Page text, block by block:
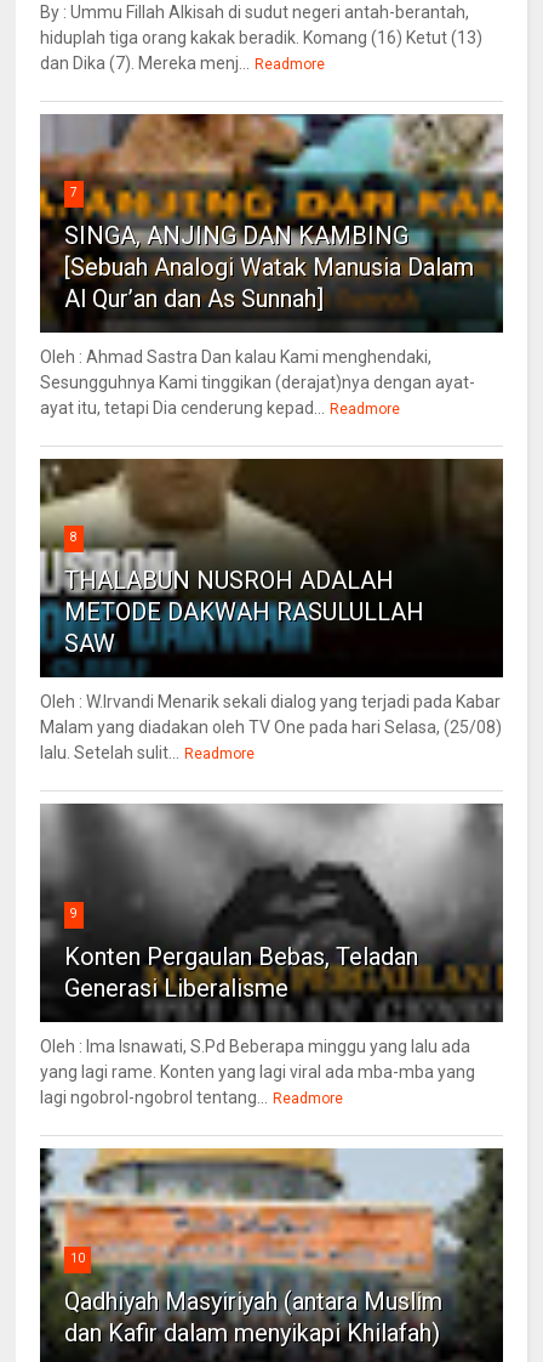
By : Ummu Fillah Alkisah di sudut negeri antah-berantah,
hiduplah tiga orang kakak beradik. Komang (16) Ketut (13)
dan Dika (7). Mereka menj... Readmore
7
SINGA, ANJING DAN KAMBING
[Sebuah Analogi Watak Manusia Dalam
Al Qur’an dan As Sunnah]
Oleh : Ahmad Sastra Dan kalau Kami menghendaki,
Sesungguhnya Kami tinggikan (derajat)nya dengan ayat-
ayat itu, tetapi Dia cenderung kepad... Readmore
8
THALABUN NUSROH ADALAH
METODE DAKWAH RASULULLAH
SAW
Oleh : W.Irvandi Menarik sekali dialog yang terjadi pada Kabar
Malam yang diadakan oleh TV One pada hari Selasa, (25/08)
lalu. Setelah sulit... Readmore
9
Konten Pergaulan Bebas, Teladan
Generasi Liberalisme
Oleh : Ima Isnawati, S.Pd Beberapa minggu yang lalu ada
yang lagi rame. Konten yang lagi viral ada mba-mba yang
lagi ngobrol-ngobrol tentang... Readmore
10
Qadhiyah Masyiriyah (antara Muslim
dan Kafir dalam menyikapi Khilafah)